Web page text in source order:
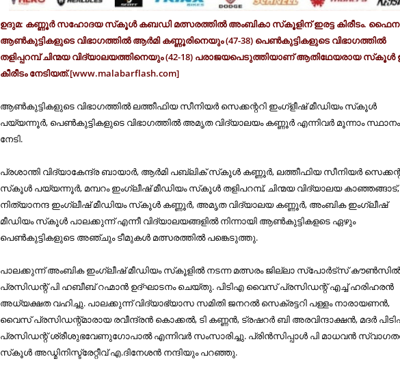
ഉദുമ: കണ്ണൂര്‍ സഹോദയ സ്‌കൂള്‍ കബഡി മത്സരത്തില്‍ അംബികാ സ്‌കൂളിന് ഇരട്ട കിരീടം.
ആണ്‍കുട്ടികളുടെ വിഭാഗത്തില്‍ ആര്‍മി കണ്ണൂരിനെയും (47-38) പെണ്‍കുട്ടികളുടെ വിഭാഗത്തില്‍
തളിപ്പറമ്പ് ചിന്മയ വിദ്യാലയത്തിനെയും (42-18) പരാജയപെടുത്തിയാണ് ആതിഥേയരായ സ്‌കൂള്‍
കീരീടം നേടിയത്.[www.malabarflash.com]
ആണ്‍കുട്ടികളുടെ വിഭാഗത്തില്‍ ലത്തീഫിയ സീനിയര്‍ സെക്കന്ററി ഇംഗ്ളീഷ് മീഡിയം സ്‌കൂള്‍
പയ്യന്നൂര്‍, പെണ്‍കുട്ടികളുടെ വിഭാഗത്തില്‍ അമൃത വിദ്യാലയം കണ്ണൂര്‍ എന്നിവര്‍ മൂന്നാം സ്ഥാനം
നേടി.
പ്രശാന്തി വിദ്യാകേന്ദ്ര ബായാര്‍, ആര്‍മി പബ്ലിക് സ്‌കൂള്‍ കണ്ണൂര്‍, ലത്തീഫിയ സീനിയര്‍
സ്‌കൂള്‍ പയ്യന്നൂര്‍, മമ്പറം ഇംഗ്ലീഷ് മീഡിയം സ്‌കൂള്‍ തളിപറമ്പ്, ചിന്മയ വിദ്യാലയ കാഞ്ഞങ്ങാട്,
നിത്യാനന്ദ ഇംഗ്ലീഷ് മീഡിയം സ്‌കൂള്‍ കണ്ണൂര്‍, അമൃത വിദ്യാലയ കണ്ണൂര്‍, അംബിക ഇംഗ്ലീഷ്
മീഡിയം സ്‌കൂള്‍ പാലക്കുന്ന് എന്നീ വിദ്യാലയങ്ങളില്‍ നിന്നായി ആണ്‍കുട്ടികളടെ ഏഴും
പെണ്‍കുട്ടികളുടെ അഞ്ചും ടീമുകള്‍ മത്സരത്തില്‍ പങ്കെടുത്തു.
പാലക്കുന്ന് അംബിക ഇംഗ്ലീഷ് മീഡിയം സ്‌കൂളില്‍ നടന്ന മത്സരം ജില്ലാ സ്പോര്‍ട്സ്
പ്രസിഡന്റ് പി ഹബീബ് റഹ്മാന്‍ ഉദ്ഘാടനം ചെയ്തു. പിടിഎ വൈസ് പ്രസിഡന്റ് എച്ച് ഹരിഹരന്‍
അധ്യക്ഷത വഹിച്ചു. പാലക്കുന്ന് വിദ്യാഭ്യാസ സമിതി ജനറല്‍ സെക്രട്ടറി പള്ളം നാരായണന്‍,
വൈസ് പ്രസിഡന്റ്മാരായ രവീന്ദ്രന്‍ കൊക്കല്‍, ടി കണ്ണന്‍, ട്രഷറര്‍ ബി അരവിന്ദാക്ഷന്‍, മദര്‍
പ്രസിഡന്റ് ശ്രീശുഭവേണുഗോപാല്‍ എന്നിവര്‍ സംസാരിച്ചു. പ്രിന്‍സിപ്പാള്‍ പി മാധവന്‍
സ്‌കൂള്‍ അഡ്മിനിസ്ട്രേറ്റീവ് എ.ദിനേശന്‍ നന്ദിയും പറഞ്ഞു.